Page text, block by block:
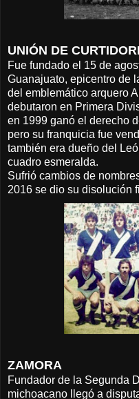
UNIÓN DE
Fue fundado el 15 de
Guanajuato, epicentro de
del emblemático arquero
debutaron en Primera
en 1999 ganó el derecho
pero su franquicia fue
también era dueño del
cuadro esmeralda.
Sufrió cambios de
2016 se dio su disolución
ZAMORA
Fundador de la Segunda
michoacano llegó a